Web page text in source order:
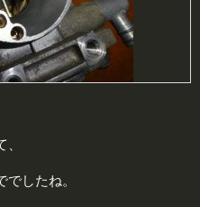
したね。